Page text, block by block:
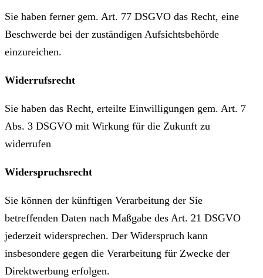
Sie haben ferner gem. Art. 77 DSGVO das Recht, eine
Beschwerde bei der zuständigen Aufsichtsbehörde
einzureichen.
Widerrufsrecht
Sie haben das Recht, erteilte Einwilligungen gem. Art. 7
Abs. 3 DSGVO mit Wirkung für die Zukunft zu
widerrufen
Widerspruchsrecht
Sie können der künftigen Verarbeitung der Sie
betreffenden Daten nach Maßgabe des Art. 21 DSGVO
jederzeit widersprechen. Der Widerspruch kann
insbesondere gegen die Verarbeitung für Zwecke der
Direktwerbung erfolgen.